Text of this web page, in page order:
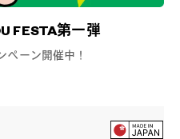
FESTA第一弾
ペーン開催中！